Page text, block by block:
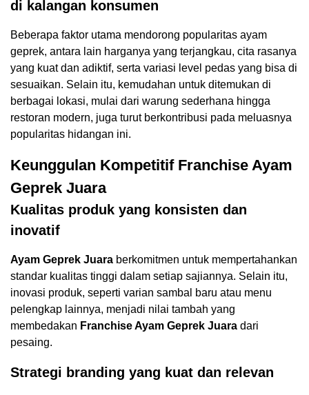
di kalangan konsumen
Beberapa faktor utama mendorong popularitas ayam
geprek, antara lain harganya yang terjangkau, cita rasanya
yang kuat dan adiktif, serta variasi level pedas yang bisa di
sesuaikan. Selain itu, kemudahan untuk ditemukan di
berbagai lokasi, mulai dari warung sederhana hingga
restoran modern, juga turut berkontribusi pada meluasnya
popularitas hidangan ini.
Keunggulan Kompetitif Franchise Ayam
Geprek Juara
Kualitas produk yang konsisten dan
inovatif
Ayam Geprek Juara berkomitmen untuk mempertahankan
standar kualitas tinggi dalam setiap sajiannya. Selain itu,
inovasi produk, seperti varian sambal baru atau menu
pelengkap lainnya, menjadi nilai tambah yang
membedakan Franchise Ayam Geprek Juara dari
pesaing.
Strategi branding yang kuat dan relevan